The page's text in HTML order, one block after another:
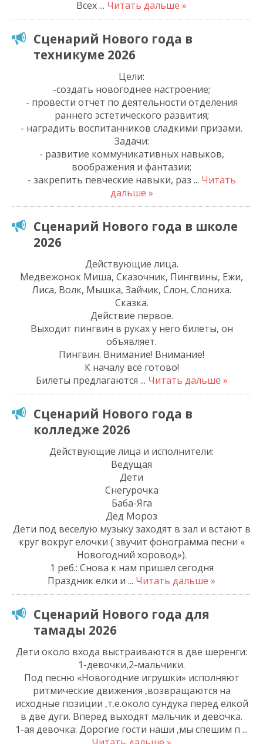
Всех... Читать дальше »
Сценарий Нового года в
техникуме 2026
Цели:
-создать новогоднее настроение;
- провести отчет по деятельности отделения
раннего эстетического развития;
- наградить воспитанников сладкими призами.
Задачи:
- развитие коммуникативных навыков,
воображения и фантазии;
- закрепить певческие навыки, раз ... Читать
дальше »
Сценарий Нового года в школе
2026
Действующие лица.
Медвежонок Миша, Сказочник, Пингвины, Ежи,
Лиса, Волк, Мышка, Зайчик, Слон, Слониха.
Сказка.
Действие первое.
Выходит пингвин в руках у него билеты, он
объявляет.
Пингвин. Внимание! Внимание!
К началу все готово!
Билеты предлагаются ... Читать дальше »
Сценарий Нового года в
колледже 2026
Действующие лица и исполнители:
Ведущая
Дети
Снегурочка
Баба-Яга
Дед Мороз
Дети под веселую музыку заходят в зал и встают в
круг вокруг елочки ( звучит фонограмма песни «
Новогодний хоровод»).
1 реб.: Снова к нам пришел сегодня
Праздник елки и ... Читать дальше »
Сценарий Нового года для
тамады 2026
Дети около входа выстраиваются в две шеренги:
1-девочки,2-мальчики.
Под песню «Новогодние игрушки» исполняют
ритмические движения ,возвращаются на
исходные позиции ,т.е.около сундука перед елкой
в две дуги. Вперед выходят мальчик и девочка.
1-ая девочка: Дорогие гости наши ,мы спешим п ...